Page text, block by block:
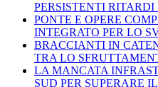
PERSISTENTI
PONTE E OPERE
INTEGRATO PER LO
BRACCIANTI IN
TRA LO
LA MANCATA
SUD PER SUPERARE